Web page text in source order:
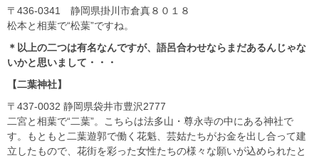
〒436-0341 静岡県掛川市倉真８０１８
松本と相葉で“松葉”ですね。
＊以上の二つは有名なんですが、語呂合わせならまだあるんじゃな
いかと思いまして・・・
【二葉神社】
〒437-0032 静岡県袋井市豊沢2777
二宮と相葉で“二葉”。こちらは法多山・尊永寺の中にある神社で
す。もともと二葉遊郭で働く花魁、芸姑たちがお金を出し合って建
立したもので、花街を彩った女性たちの様々な願いが込められたと